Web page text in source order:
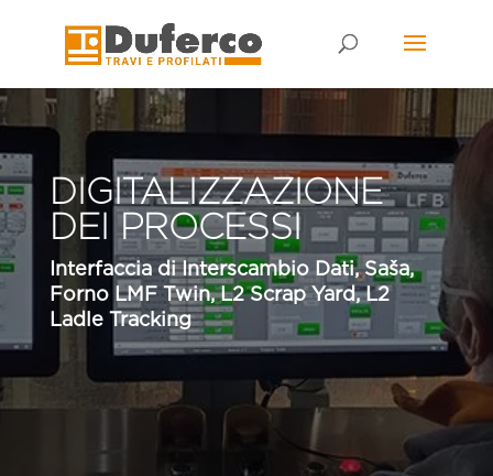
DIGITALIZZAZIONE
DEI PROCESSI
Interfaccia di Interscambio Dati, Saša,
Forno LMF Twin, L2 Scrap Yard, L2
Ladle Tracking